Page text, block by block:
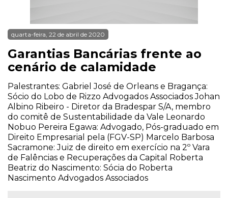
quarta-feira, 22 de abril de 2020
Garantias Bancárias frente ao
cenário de calamidade
Palestrantes: Gabriel José de Orleans e Bragança:
Sócio do Lobo de Rizzo Advogados Associados Johan
Albino Ribeiro - Diretor da Bradespar S/A, membro
do comitê de Sustentabilidade da Vale Leonardo
Nobuo Pereira Egawa: Advogado, Pós-graduado em
Direito Empresarial pela (FGV-SP) Marcelo Barbosa
Sacramone: Juiz de direito em exercício na 2º Vara
de Falências e Recuperações da Capital Roberta
Beatriz do Nascimento: Sócia do Roberta
Nascimento Advogados Associados